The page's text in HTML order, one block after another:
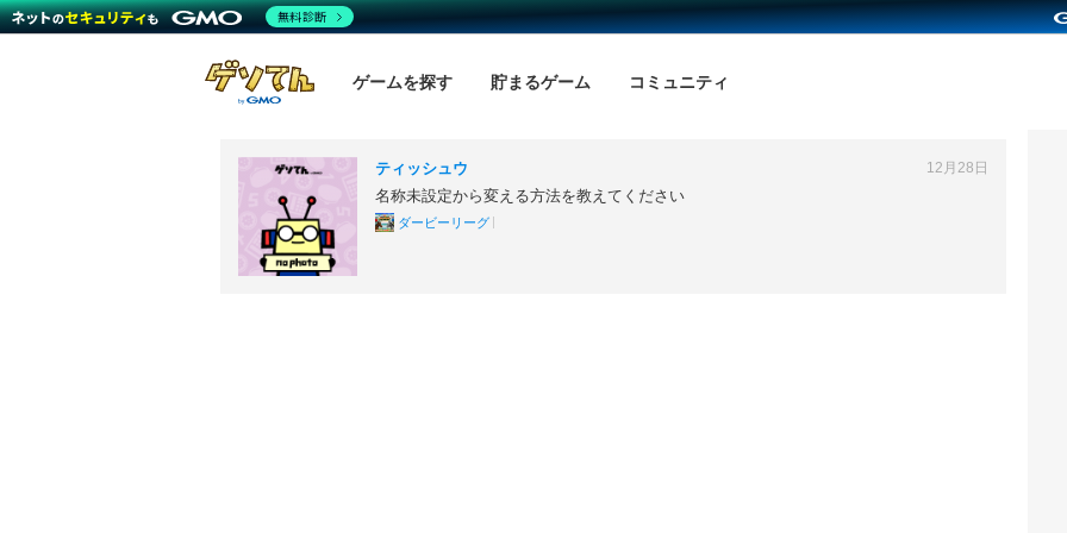
ゲームを探す 貯まるゲーム コミュニティ
12月28日
ティッシュウ
名称未設定から変える方法を教えてください
ダービーリーグ
無料診断